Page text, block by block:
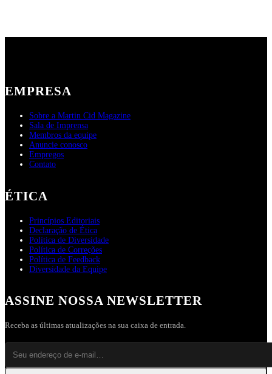
EMPRESA
Sobre a Martin Cid Magazine
Sala de Imprensa
Membros da equipe
Anuncie conosco
Empregos
Contato
ÉTICA
Princípios Editoriais
Declaração de Ética
Política de Diversidade
Política de Correções
Política de Feedback
Diversidade da Equipe
ASSINE NOSSA NEWSLETTER
Receba as últimas atualizações na sua caixa de entrada.